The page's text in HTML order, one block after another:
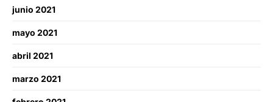
junio 2021
mayo 2021
abril 2021
marzo 2021